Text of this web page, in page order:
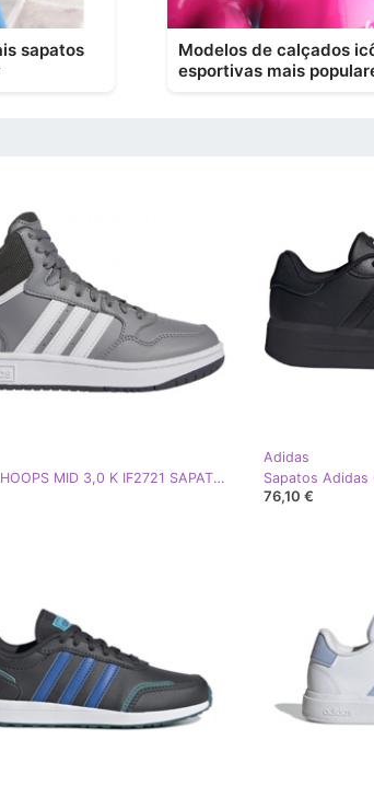
sapatos
Modelos de calçados
esportivas mais
ADIDAS HOOPS MID 3,0 K IF2721 SAPATOS cinza
Adidas
76,10 €